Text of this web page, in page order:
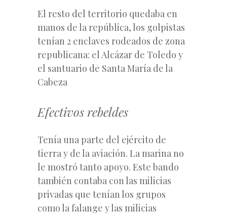
El resto del territorio quedaba en
manos de la república, los golpistas
tenían 2 enclaves rodeados de zona
republicana: el Alcázar de Toledo y
el santuario de Santa María de la
Cabeza
Efectivos rebeldes
Tenía una parte del ejército de
tierra y de la aviación. La marina no
le mostró tanto apoyo. Este bando
también contaba con las milicias
privadas que tenían los grupos
como la falange y las milicias